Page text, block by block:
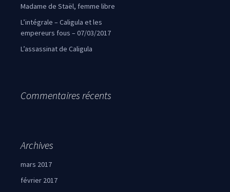
Madame de Staël, femme libre
L’intégrale – Caligula et les
empereurs fous – 07/03/2017
L’assassinat de Caligula
Commentaires récents
Archives
mars 2017
février 2017